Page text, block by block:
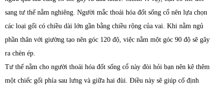
sang tư thế nằm nghiêng. Người mắc thoái hóa đốt sống cổ nên lựa chọn
các loại gối có chiều dài lớn gần bằng chiều rộng của vai. Khi nằm ngủ
phần thân với giường tạo nên góc 120 độ, việc nằm một góc 90 độ sẽ gây
ra chèn ép.
Tư thế nằm cho người thoái hóa đốt sống cổ này đòi hỏi bạn nên kê thêm
một chiếc gối phía sau lưng và giữa hai đùi. Điều này sẽ giúp cố định